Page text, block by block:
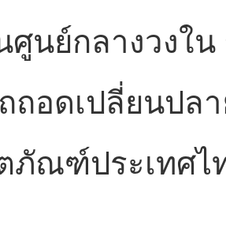
ศูนย์กลางวงใ
ถอดเปลี่ยนปลา
ภัณฑ์ประเทศไ